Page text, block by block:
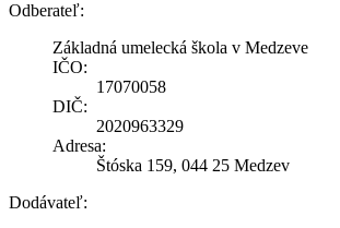
Odberateľ:
Základná umelecká škola v Medzeve
IČO:
17070058
DIČ:
2020963329
Adresa:
Štóska 159, 044 25 Medzev
Dodávateľ: